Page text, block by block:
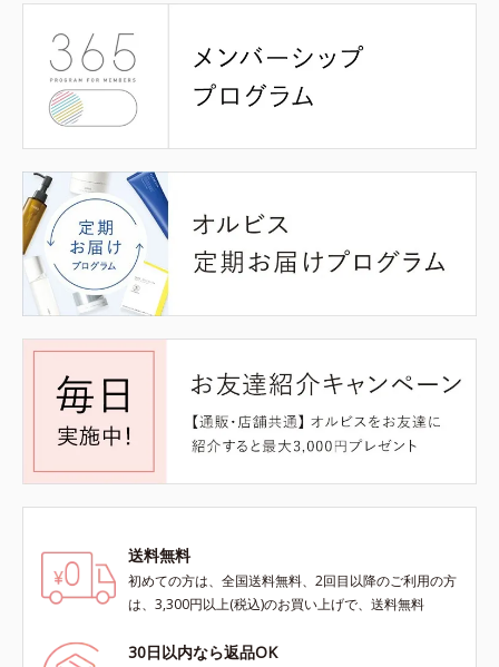
送料無料
初めての方は、全国送料無料、2回目以降のご利用の方
は、3,300円以上(税込)のお買い上げで、送料無料
30日以内なら返品OK